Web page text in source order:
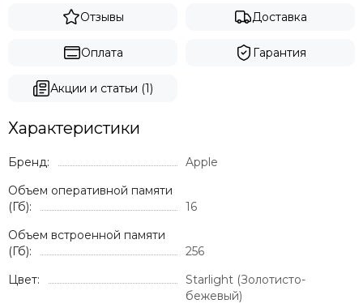
Отзывы Доставка
Оплата Гарантия
Акции и статьи (1)
Характеристики
Бренд:
Apple
Объем оперативной памяти
(Гб):
16
Объем встроенной памяти
(Гб):
256
Цвет:
Starlight (Золотисто-
бежевый)